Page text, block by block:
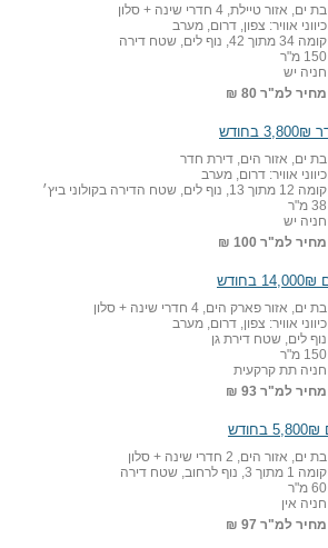
בת ים, אזור טיילת, 4 חדרי שינה + סלון
כיווני אוויר: צפון, דרום, מערב
קומה 34 מתוך 42, נוף לים, שטח דירה
150 מ"ר
חניה יש
מחיר למ"ר 80 ₪
בת ים, אזור הים, דירת חדר
כיווני אוויר: דרום, מערב
קומה 12 מתוך 13, נוף לים, שטח הדירה בקולוני ביץ׳
38 מ"ר
חניה יש
מחיר למ"ר 100 ₪
בת ים, אזור פארק הים, 4 חדרי שינה + סלון
כיווני אוויר: צפון, דרום, מערב
נוף לים, שטח דירת גן
150 מ"ר
חניה תת קרקעית
מחיר למ"ר 93 ₪
בת ים, אזור הים, 2 חדרי שינה + סלון
קומה 1 מתוך 3, נוף לרחוב, שטח דירה
60 מ"ר
חניה אין
מחיר למ"ר 97 ₪